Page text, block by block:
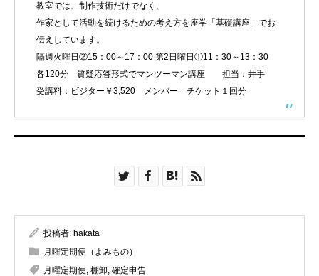
教室では、制作技術だけでなく、
作家として活動を続けるための考え方を座学「基礎講座」でお
伝えしています。
隔週火曜日②15：00～17：00 第2日曜日①11：30～13：30
各120分 質疑応答形式でマンツーマン講座 担当：井手
受講料：ビジター￥3,520 メンバー チケット１回分
投稿者: hakata
月曜定期便（よみもの）
月曜定期便, 棚卸, 確定申告